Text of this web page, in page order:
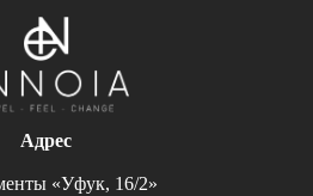
Адрес
«Уфук, 16/2»